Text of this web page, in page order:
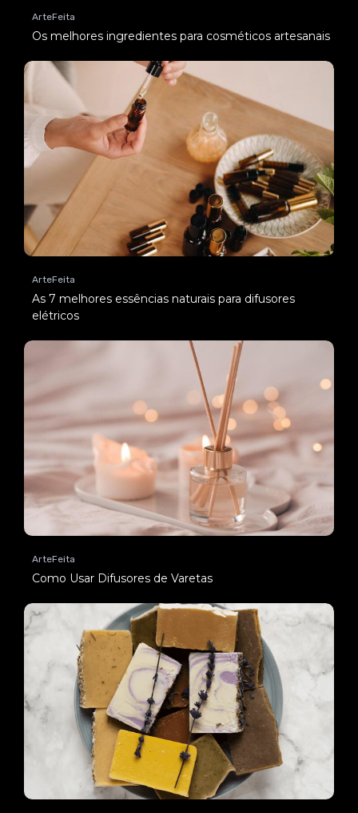
ArteFeita
Os melhores ingredientes para cosméticos artesanais
ArteFeita
As 7 melhores essências naturais para difusores
elétricos
ArteFeita
Como Usar Difusores de Varetas